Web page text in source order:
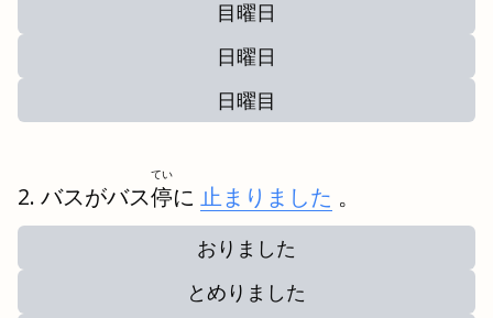
目曜日
日曜日
日曜目
バスがバス停
てい
に 止まりました 。
おりました
とめりました